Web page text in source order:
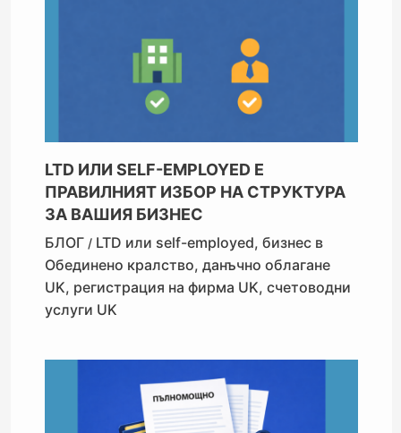
LTD ИЛИ SELF-EMPLOYED Е
ПРАВИЛНИЯТ ИЗБОР НА СТРУКТУРА
ЗА ВАШИЯ БИЗНЕС
БЛОГ / LTD или self-employed,бизнес в
Обединено кралство,данъчно облагане
UK, регистрация на фирма UK,счетоводни
услуги UK